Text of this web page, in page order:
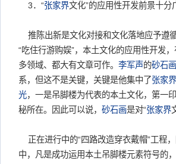
3．“张家界文化”的应用性开发前景十分
推陈出新是文化对接和文化落地应予遵
“吃住行游购娱”，本土文化的应用性开发
多领域、都大有文章可作。 李军声的砂石画
系，但这不是关键，关键是他集中了张家界
光，一是吊脚楼为代表的本土文化，第一
秘所在。因此可以说， 砂石画是对“张家界
正在进行中的“四路改造穿衣戴帽”工程
中，凡是成功运用本土吊脚楼元素符号的